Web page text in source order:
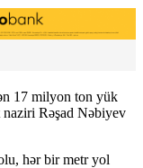
17 milyon ton yük
naziri Rəşad Nəbiyev
hər bir metr yol